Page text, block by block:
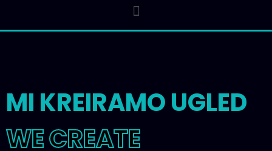
MI KREIRAMO UGLED
WE CREATE